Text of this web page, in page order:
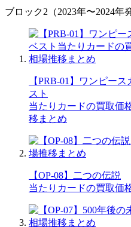
ブロック2（2023年〜2024年
【PRB-01】ワンピー
スト
当たりカードの買取価
移まとめ
【OP-08】二つの伝説
当たりカードの買取価